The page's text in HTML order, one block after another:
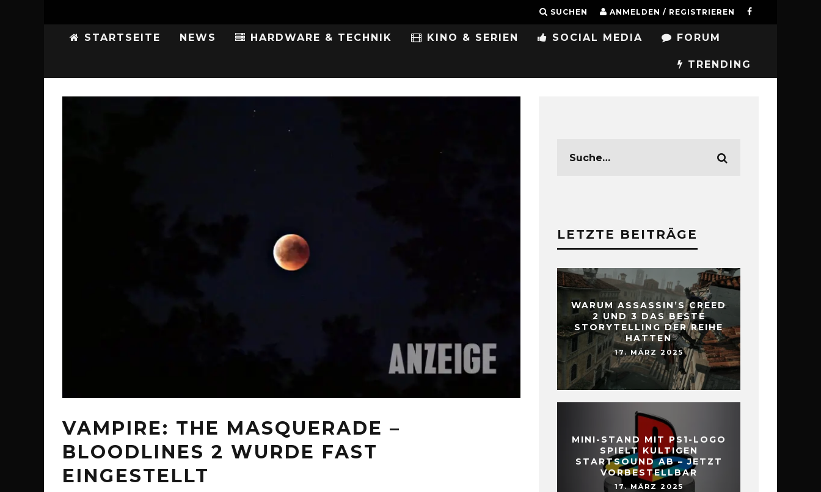
SUCHEN ANMELDEN / REGISTRIEREN
STARTSEITE NEWS HARDWARE & TECHNIK KINO & SERIEN SOCIAL MEDIA FORUM
TRENDING
VAMPIRE: THE MASQUERADE –
BLOODLINES 2 WURDE FAST
EINGESTELLT
LETZTE BEITRÄGE
WARUM ASSASSIN’S CREED
2 UND 3 DAS BESTE
STORYTELLING DER REIHE
HATTEN
17. MÄRZ 2025
MINI-STAND MIT PS1-LOGO
SPIELT KULTIGEN
STARTSOUND AB – JETZT
VORBESTELLBAR
17. MÄRZ 2025